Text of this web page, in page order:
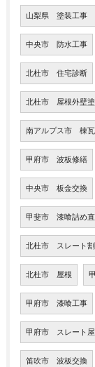
山梨県 塗装工事
中央市 防水工事
北杜市 住宅診断
北杜市 屋根外壁
南アルプス市 棟瓦
甲府市 波板修繕
中央市 板金交換
甲斐市 漆喰詰め直
北杜市 スレート
北杜市 屋根
甲府市 漆喰工事
甲府市 スレート屋
笛吹市 波板交換